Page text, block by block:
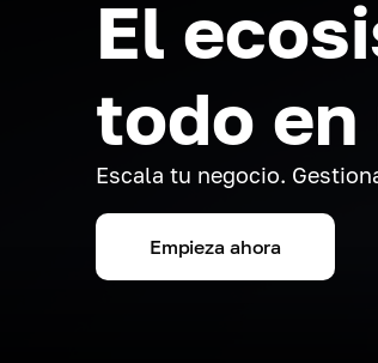
El
todo en
Escala tu negocio.
Empieza ahora